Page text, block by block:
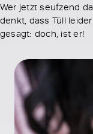
Wer jetzt seufzend
denkt, dass Tüll
gesagt: doch, ist er!